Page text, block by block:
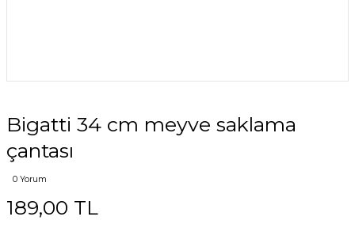
Bigatti 34 cm meyve saklama
çantası
0 Yorum
189,00 TL